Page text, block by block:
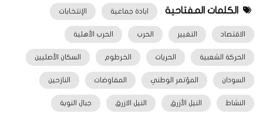
الكلمات المفتاحية ابادة جماعية الإنتخابات
الاقتصاد التغيير الحرب الحرب الأهلية
الحركة الشعبية الحريات الخرطوم السكان الأصليين
السودان المؤتمر الوطني المفاوضات النازحين
النشاط النيل الأزرق النيل الازرق جبال النوبة